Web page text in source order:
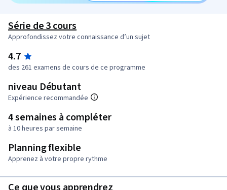
Série de 3 cours
Approfondissez votre connaissance d’un sujet
4.7
des 261 examens de cours de ce programme
niveau Débutant
Expérience recommandée
4 semaines à compléter
à 10 heures par semaine
Planning flexible
Apprenez à votre propre rythme